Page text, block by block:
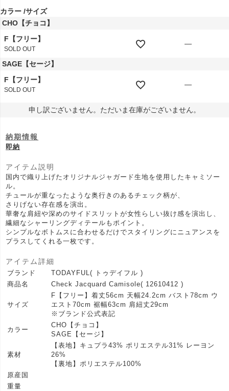
カラー サイズ
CHO【チョコ】
F【フリー】
SOLD OUT
—
SAGE【セージ】
F【フリー】
SOLD OUT
—
申し訳ございません。ただいま在庫がございません。
納期情報
即納
アイテム説明
国内で織り上げたオリジナルジャガード生地を使用したキャミソー
ル。
チュールが重なったような奥行きのあるチェック柄が、
さりげない存在感を演出。
華奢な肩紐や深めのサイドスリットが女性らしい抜け感を演出し、
繊細なシャーリングディテールもポイント。
シンプルなボトムスに合わせるだけでスタイリングにニュアンスを
プラスしてくれる一枚です。
アイテム詳細
ブランド
TODAYFUL( トゥデイフル )
商品名
Check Jacquard Camisole( 12610412 )
サイズ
F【フリー】着丈56cm 天幅24.2cm バスト78cm ウ
エスト70cm 裾幅63cm 肩紐丈29cm
※ブランド公式表記
カラー
CHO【チョコ】
SAGE【セージ】
素材
【表地】キュプラ43% ポリエステル31% レーヨン
26%
【裏地】ポリエステル100%
原産国
重量